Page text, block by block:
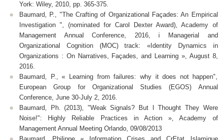
York: Wiley, 2010, pp. 365-375.
Baumard, P., "The Crafting of Organizational Façades: An Empirical
Investigation ", (nominated for Carol Dexter Award), Academy of
Management Annual Conference, 2016, i Managerial and
Organizational Cognition (MOC) track: «Identity Dynamics in
Organizations : On Narratives, Façades, and Learning », August 8,
2016.
Baumard, P., « Learning from failures: why it does not happen",
European Group for Organizational Studies (EGOS) Annual
Conference, June 30-July 2, 2016.
Baumard, Ph. (2013), "Weak Signals? But I Thought They Were
Noise!": Highly Reliable Practices in Action », Academy of
Management Annual Meeting Orlando, 09/08/2013